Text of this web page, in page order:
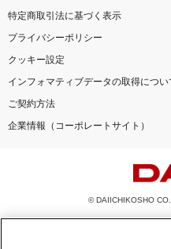
特定商取引法に基づく表示
プライバシーポリシー
クッキー設定
インフォマティブデータの取得につい
ご契約方法
企業情報（コーポレートサイト）
© DAIICHIKOSHO
このサイトに掲載されている一切の文